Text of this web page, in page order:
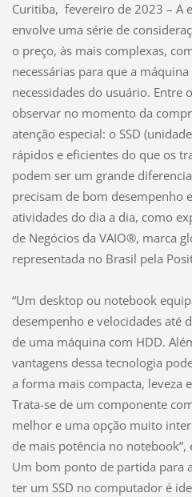
Curitiba, fevereiro de 2023 – A
envolve uma série de
o preço, às mais complexas,
necessárias para que a
necessidades do usuário. Entre
observar no momento da
atenção especial: o SSD
rápidos e eficientes do que os
podem ser um grande
precisam de bom desempenho
atividades do dia a dia, como
de Negócios da VAIO®, marca
representada no Brasil pela
“Um desktop ou notebook
desempenho e velocidades até
de uma máquina com HDD.
vantagens dessa tecnologia
a forma mais compacta, leveza
Trata-se de um componente
melhor e uma opção muito
de mais potência no notebook”,
Um bom ponto de partida para
ter um SSD no computador é